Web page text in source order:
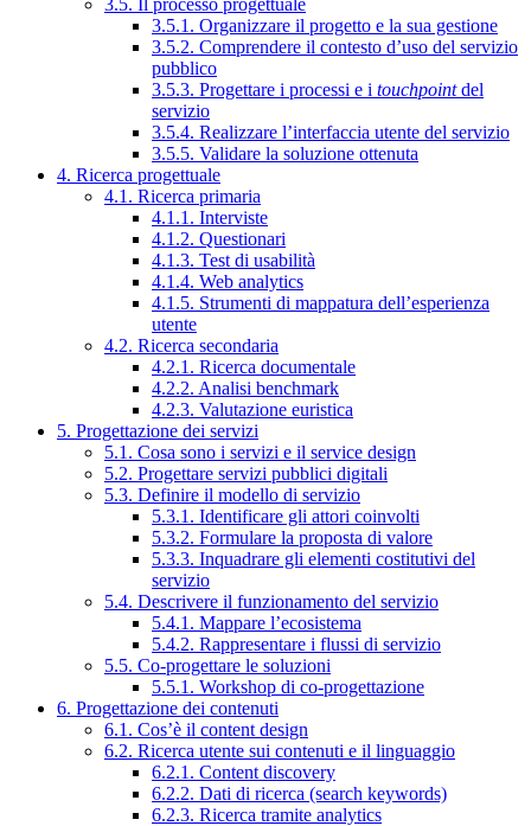
3.5. Il processo progettuale
3.5.1. Organizzare il progetto e la sua gestione
3.5.2. Comprendere il contesto d’uso del servizio
pubblico
3.5.3. Progettare i processi e i touchpointdel
servizio
3.5.4. Realizzare l’interfaccia utente del servizio
3.5.5. Validare la soluzione ottenuta
4. Ricerca progettuale
4.1. Ricerca primaria
4.1.1. Interviste
4.1.2. Questionari
4.1.3. Test di usabilità
4.1.4. Web analytics
4.1.5. Strumenti di mappatura dell’esperienza
utente
4.2. Ricerca secondaria
4.2.1. Ricerca documentale
4.2.2. Analisi benchmark
4.2.3. Valutazione euristica
5. Progettazione dei servizi
5.1. Cosa sono i servizi e il service design
5.2. Progettare servizi pubblici digitali
5.3. Definire il modello di servizio
5.3.1. Identificare gli attori coinvolti
5.3.2. Formulare la proposta di valore
5.3.3. Inquadrare gli elementi costitutivi del
servizio
5.4. Descrivere il funzionamento del servizio
5.4.1. Mappare l’ecosistema
5.4.2. Rappresentare i flussi di servizio
5.5. Co-progettare le soluzioni
5.5.1. Workshop di co-progettazione
6. Progettazione dei contenuti
6.1. Cos’è il content design
6.2. Ricerca utente sui contenuti e il linguaggio
6.2.1. Content discovery
6.2.2. Dati di ricerca (search keywords)
6.2.3. Ricerca tramite analytics